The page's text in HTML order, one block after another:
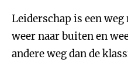
Leiderschap is een
weer naar buiten en
andere weg dan de